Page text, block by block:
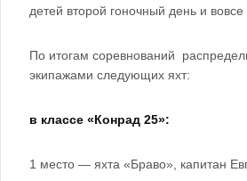
детей второй гоночный день и
По итогам соревнований
экипажами следующих яхт:
в классе «Конрад 25»:
1 место — яхта «Браво», капитан